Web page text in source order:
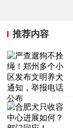
推荐内容